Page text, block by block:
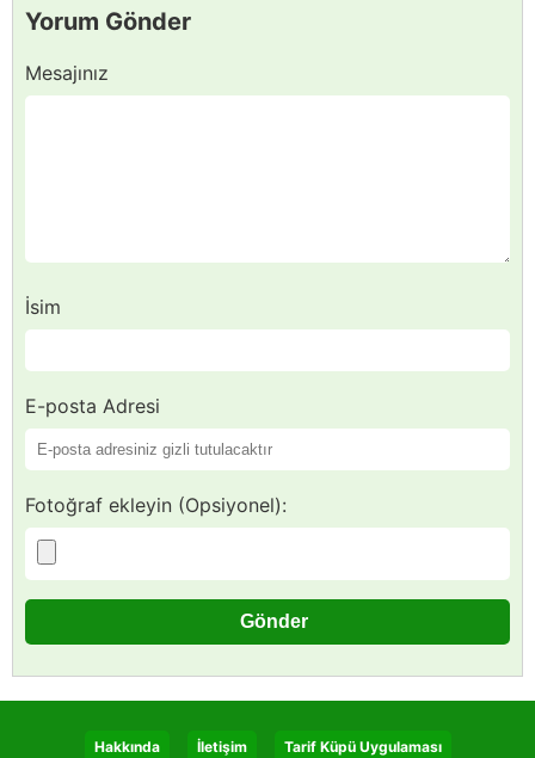
Yorum Gönder
Mesajınız
İsim
E-posta Adresi
Fotoğraf ekleyin (Opsiyonel):
Hakkında İletişim Tarif Küpü Uygulaması